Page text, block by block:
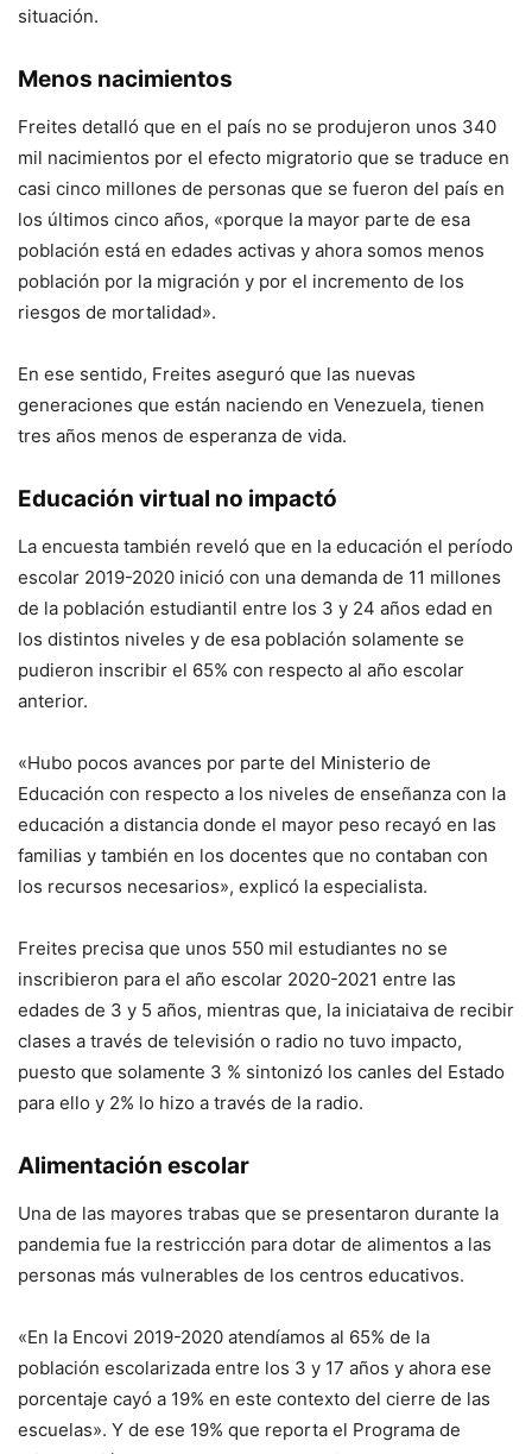
situación.
Menos nacimientos
Freites detalló que en el país no se produjeron unos 340
mil nacimientos por el efecto migratorio que se traduce en
casi cinco millones de personas que se fueron del país en
los últimos cinco años, «porque la mayor parte de esa
población está en edades activas y ahora somos menos
población por la migración y por el incremento de los
riesgos de mortalidad».
En ese sentido, Freites aseguró que las nuevas
generaciones que están naciendo en Venezuela, tienen
tres años menos de esperanza de vida.
Educación virtual no impactó
La encuesta también reveló que en la educación el período
escolar 2019-2020 inició con una demanda de 11 millones
de la población estudiantil entre los 3 y 24 años edad en
los distintos niveles y de esa población solamente se
pudieron inscribir el 65% con respecto al año escolar
anterior.
«Hubo pocos avances por parte del Ministerio de
Educación con respecto a los niveles de enseñanza con la
educación a distancia donde el mayor peso recayó en las
familias y también en los docentes que no contaban con
los recursos necesarios», explicó la especialista.
Freites precisa que unos 550 mil estudiantes no se
inscribieron para el año escolar 2020-2021 entre las
edades de 3 y 5 años, mientras que, la iniciataiva de recibir
clases a través de televisión o radio no tuvo impacto,
puesto que solamente 3 % sintonizó los canles del Estado
para ello y 2% lo hizo a través de la radio.
Alimentación escolar
Una de las mayores trabas que se presentaron durante la
pandemia fue la restricción para dotar de alimentos a las
personas más vulnerables de los centros educativos.
«En la Encovi 2019-2020 atendíamos al 65% de la
población escolarizada entre los 3 y 17 años y ahora ese
porcentaje cayó a 19% en este contexto del cierre de las
escuelas». Y de ese 19% que reporta el Programa de